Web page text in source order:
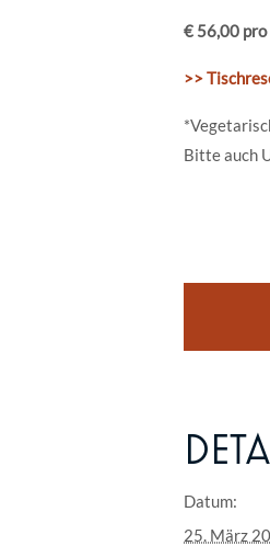
€ 56,00 pro
>>
Bitte auch
Datum:
25. März